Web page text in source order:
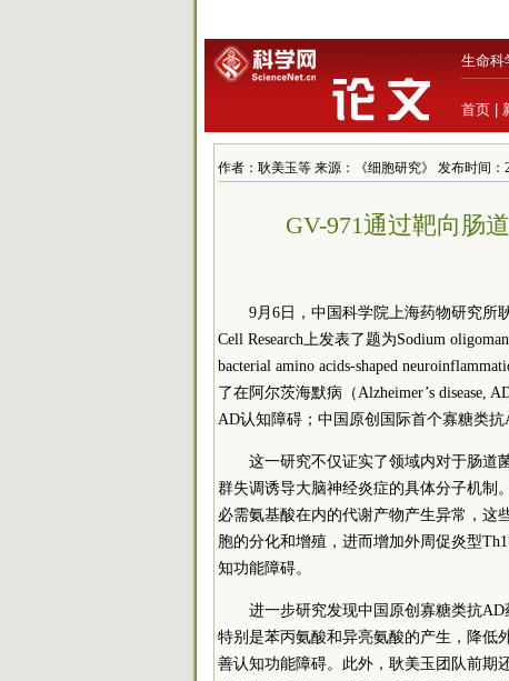
生命科
首页
作者：耿美玉等 来源：《细胞研究》 发布时间：
GV-971通过靶向肠
9月6日，中国 科学院上海药物研究所
Cell Research上发表了题为Sodium
bacterial amino acids-shaped
了在阿尔茨海默病（Alzheimer’s disease,
AD认知障碍；中国原创国际首个寡糖类
这一研究不仅证实了领域内对于肠道
群失调诱导大脑神经炎症的具体分子机制
必需氨基酸在内的代谢产物产生异常，这
胞的分化和增殖，进而增加外周促炎型
知功能障碍。
进一步研究发现中国原创寡糖类抗
特别是苯丙氨酸和异亮氨酸的产生，降低
善认知功能障碍。此外，耿美玉团队前期